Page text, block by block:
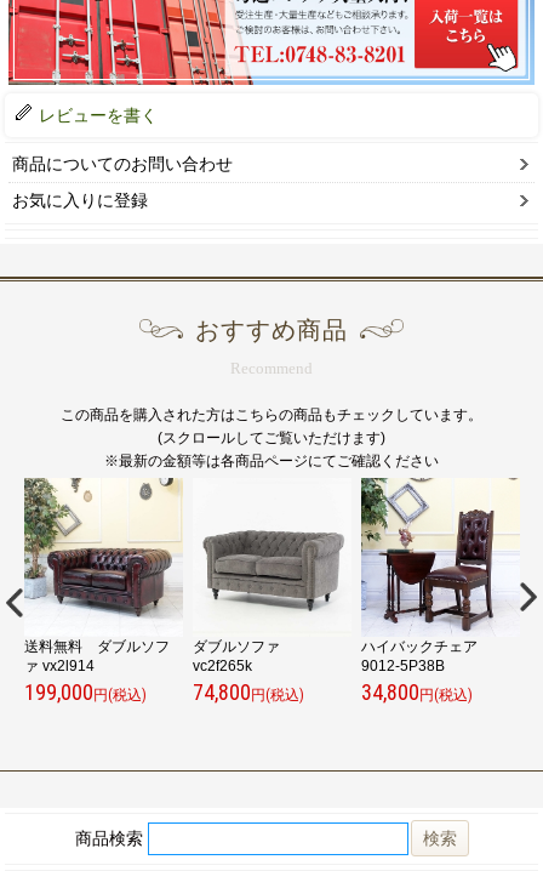
レビューを書く
商品についてのお問い合わせ
お気に入りに登録
おすすめ商品
Recommend
この商品を購入された方はこちらの商品もチェックしています。
(スクロールしてご覧いただけます)
※最新の金額等は各商品ページにてご確認ください
送料無料 ダブルソフ
ァ vx2l914
199,000円(税込)
ダブルソファ
vc2f265k
74,800円(税込)
ハイバックチェア
9012-5P38B
34,800円(税込)
商品検索